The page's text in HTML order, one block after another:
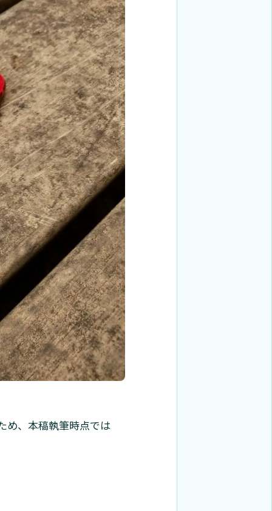
め、本稿執筆時点では